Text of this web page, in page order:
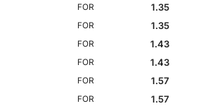
FOR
1.35
FOR
1.35
FOR
1.43
FOR
1.43
FOR
1.57
FOR
1.57